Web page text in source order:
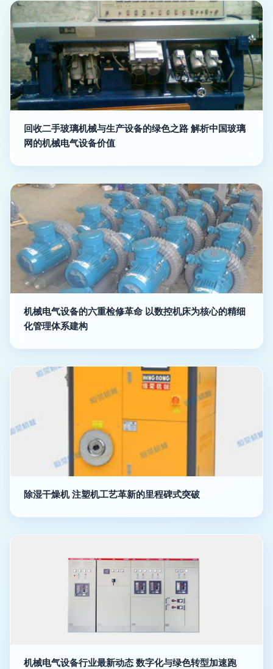
回收二手玻璃机械与生产设备的绿色之路 解析中国玻璃
网的机械电气设备价值
机械电气设备的六重检修革命 以数控机床为核心的精细
化管理体系建构
除湿干燥机 注塑机工艺革新的里程碑式突破
机械电气设备行业最新动态 数字化与绿色转型加速跑